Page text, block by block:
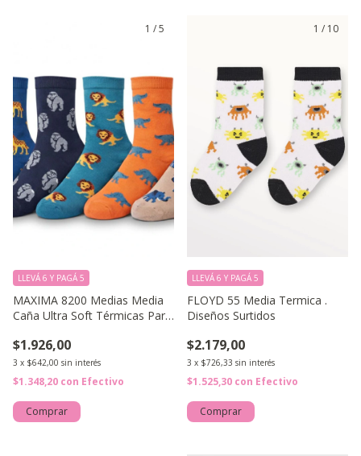
1 /5
MAXIMA 8200 Medias Media
Caña Ultra Soft Térmicas Para
$1.926,00
3 x $642,00 sin interés
LLEVÁ 6 Y PAGÁ 5
$1.348,20 con Efectivo
Comprar
1 / 10
FLOYD 55 Media Termica .
Diseños Surtidos
$2.179,00
3 x $726,33 sin interés
LLEVÁ 6 Y PAGÁ 5
$1.525,30 con Efectivo
Comprar